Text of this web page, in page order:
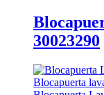
30023290
Blocapuerta